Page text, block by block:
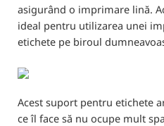
asigurând o imprimare lină.
ideal pentru utilizarea unei
etichete pe biroul
Acest suport pentru etichete
ce îl face să nu ocupe mult